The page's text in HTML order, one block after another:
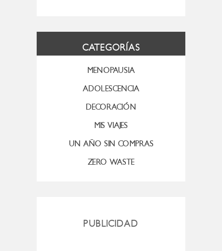
CATEGORÍAS
MENOPAUSIA
ADOLESCENCIA
DECORACIÓN
MIS VIAJES
UN AÑO SIN COMPRAS
ZERO WASTE
PUBLICIDAD